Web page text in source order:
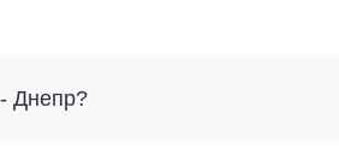
Днепр?